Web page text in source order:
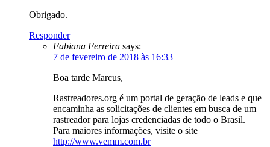
Obrigado.
Responder
Fabiana Ferreira says:
7 de fevereiro de 2018 às 16:33
Boa tarde Marcus,
Rastreadores.org é um portal de geração de leads e que
encaminha as solicitações de clientes em busca de um
rastreador para lojas credenciadas de todo o Brasil.
Para maiores informações, visite o site
http://www.vemm.com.br